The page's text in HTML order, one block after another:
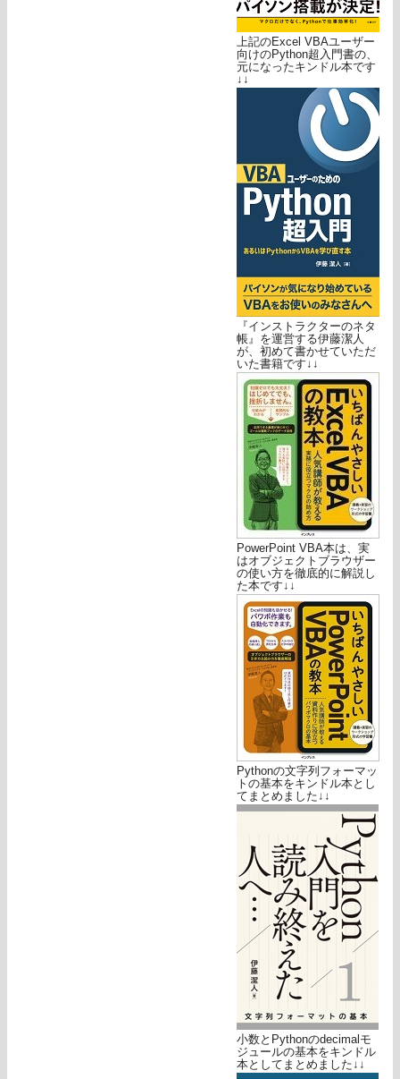
上記のExcel VBAユーザー
向けのPython超入門書の、
元になったキンドル本です
↓↓
『インストラクターのネタ
帳』を運営する伊藤潔人
が、初めて書かせていただ
いた書籍です↓↓
PowerPoint VBA本は、実
はオブジェクトブラウザー
の使い方を徹底的に解説し
た本です↓↓
Pythonの文字列フォーマッ
トの基本をキンドル本とし
てまとめました↓↓
小数とPythonのdecimalモ
ジュールの基本をキンドル
本としてまとめました↓↓